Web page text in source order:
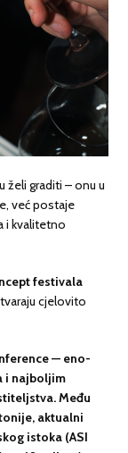
želi graditi – onu u
već postaje
i kvalitetno
festivala
cjelovito
— eno-
i najboljim
Među
aktualni
istoka (ASI